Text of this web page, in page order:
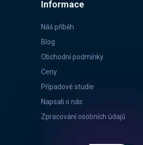
Informace
Náš příběh
Blog
Obchodní podmínky
Ceny
Případové studie
Napsali o nás
Zpracování osobních údajů